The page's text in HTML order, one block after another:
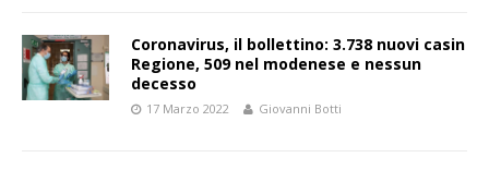
Coronavirus, il bollettino: 3.738 nuovi casin
Regione, 509 nel modenese e nessun
decesso
17 Marzo 2022 Giovanni Botti